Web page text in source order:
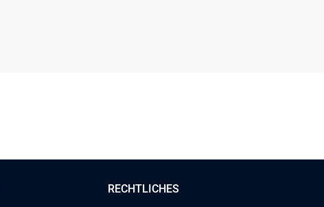
RECHTLICHES